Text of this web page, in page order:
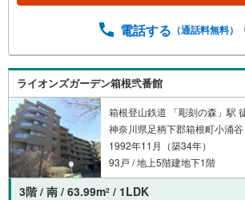
電話する （通話料無料）
ライオンズガーデン箱根弐番館
箱根登山鉄道 「彫刻の森」駅
神奈川県足柄下郡箱根町小涌谷
1992年11月（築34年）
93戸 / 地上5階建地下1階
3階 / 南 / 63.99m2 / 1LDK